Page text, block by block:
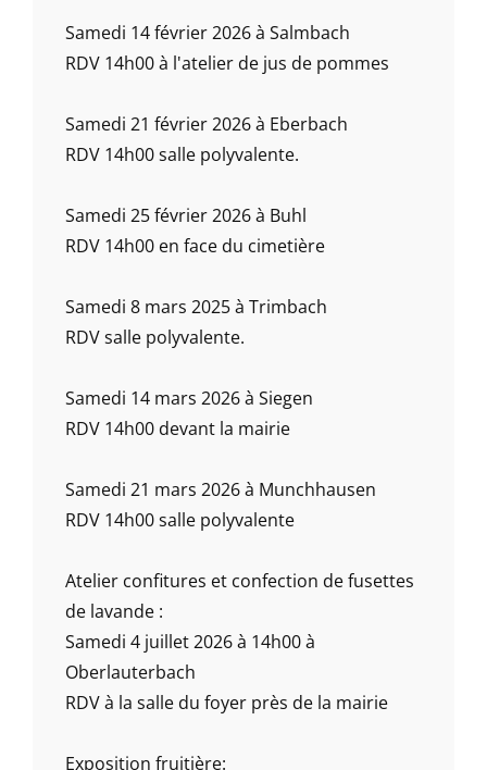
Samedi 14 février 2026 à Salmbach
RDV 14h00 à l'atelier de jus de pommes
Samedi 21 février 2026 à Eberbach
RDV 14h00 salle polyvalente.
Samedi 25 février 2026 à Buhl
RDV 14h00 en face du cimetière
Samedi 8 mars 2025 à Trimbach
RDV salle polyvalente.
Samedi 14 mars 2026 à Siegen
RDV 14h00 devant la mairie
Samedi 21 mars 2026 à Munchhausen
RDV 14h00 salle polyvalente
Atelier confitures et confection de fusettes
de lavande :
Samedi 4 juillet 2026 à 14h00 à
Oberlauterbach
RDV à la salle du foyer près de la mairie
Exposition fruitière: